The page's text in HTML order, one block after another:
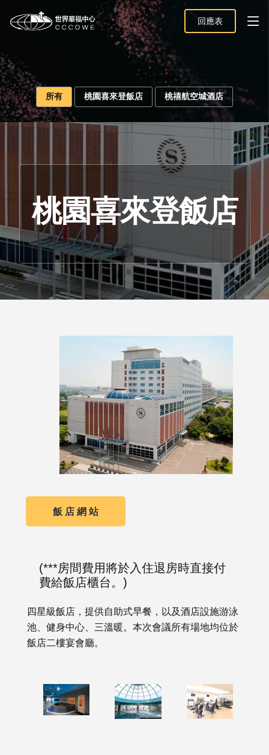
回應表
所有 桃園喜來登飯店 桃禧航空城酒店
桃園喜來登飯店
飯 店 網 站
(***房間費用將於入住退房時直接付
費給飯店櫃台。)
四星級飯店，提供自助式早餐，以及酒店設施游泳
池、健身中心、三溫暖。本次會議所有場地均位於
飯店二樓宴會廳。